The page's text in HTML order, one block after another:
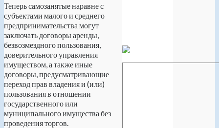
Теперь самозанятые наравне с
субъектами малого и среднего
предпринимательства могут
заключать договоры аренды,
безвозмездного пользования,
доверительного управления
имуществом, а также иные
договоры, предусматривающие
переход прав владения и (или)
пользования в отношении
государственного или
муниципального имущества без
проведения торгов.